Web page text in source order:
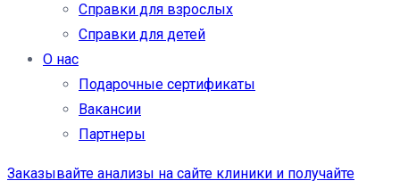
Справки для взрослых
Справки для детей
О нас
Подарочные сертификаты
Вакансии
Партнеры
Заказывайте анализы на сайте клиники и получайте